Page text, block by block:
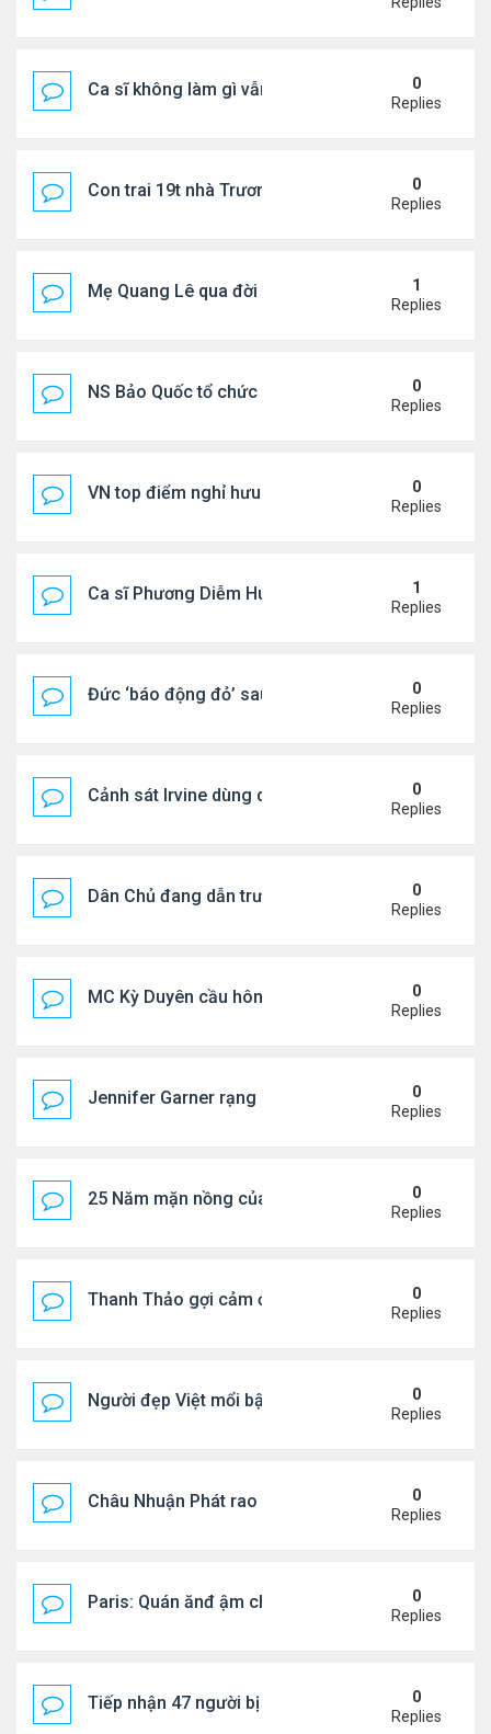
Ca sĩ không làm gì vẫn kiếm được 400 triệu đồng/
0
Replies
Con trai 19t nhà Trương Bá Chi - Tạ Đình Phong
0
Replies
Mẹ Quang Lê qua đời sau 2 năm đột quỵ. 1
Replies
NS Bảo Quốc tổ chức sn cho bà xã
0
Replies
VN top điểm nghỉ hưu lý tưởng cho người Mỹ
0
Replies
Ca sĩ Phương Diễm Huyền bị khởi tố
1
Replies
Đức ‘báo động đỏ’ sau vụ phát hiện UAV mang
0
Replies
Cảnh sát Irvine dùng drone bắt kẻ trộm trong
0
Replies
Dân Chủ đang dẫn trước Cộng Hòa trong các
0
Replies
MC Kỳ Duyên cầu hôn lại chồng cũ
0
Replies
Jennifer Garner rạng rỡ bên bạn trai kém 6 tuổi
0
Replies
25 Năm mặn nồng của 'Điệp viên 007'
0
Replies
Thanh Thảo gợi cảm ở tuổi 49
0
Replies
Người đẹp Việt mổi bật giữa dàn sao châu Á
0
Replies
Châu Nhuận Phát rao bán tài sản
0
Replies
Paris: Quán ănđ ậm chất Việt đông kín khách chờ
0
Replies
Tiếp nhận 47 người bị Mỹ trục xuất, Công an
0
Replies